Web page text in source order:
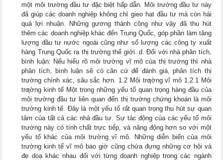
một môi trường đầu tư đặc biệt hấp dẫn. Môi trường đầu tư này
đã giúp các doanh nghiệp không chỉ gieo hạt đầu tư mà còn hái
quả lợi nhuận. Những gương thành công như vậy đã thu hút
thêm các doanh nghiệp khác đến Trung Quốc, góp phần làm tăng
lượng đầu tư nước ngoài cũng như số lượng các công ty xuất
hàng Trung Quốc ra thị trường thế giới. d. Đối với nhà phân tích,
bình luận: Nếu hiểu rõ môi trường vĩ mô của thị trường thì nhà
phân tích, bình luận sẽ có căn cứ để đánh giá, phân tích thị
trường chính xác, sâu sắc hơn. 1.2 Môi trƣờng vĩ mô 1.2.1 Môi
trƣờng kinh tế Một trong những yếu tố quan trọng hàng đầu của
môi trường đầu tư liên quan đến thị trường chứng khoán là môi
trường kinh tế. Đây là một yếu tố rất quan trọng thu hút sự quan
tâm của tất cả các nhà đầu tư. Sự tác động của các yếu tố môi
trường này có tính chất trực tiếp, và năng động hơn so với một
yếu tố khác của môi trường vĩ mô. Những diễn biến của môi
trường kinh tế vĩ mô bao giờ cũng chứa đựng những cơ hội và
đe doạ khác nhau đối với từng doanh nghiệp trong các ngành